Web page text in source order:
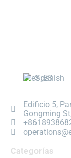
Spanish
Edificio 5,
Gongming
Categorías